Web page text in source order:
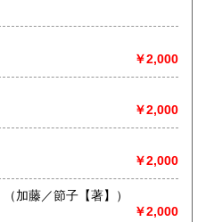
大分県 430円
430円
時
を行っています。査定及び出
ればお伺いいたします。ご連
ブカルチャー、古書一般（そ
￥2,000
￥2,000
￥2,000
歌集 残像の青 ＜水甕叢書＞ （加藤／節子【著】）
￥2,000